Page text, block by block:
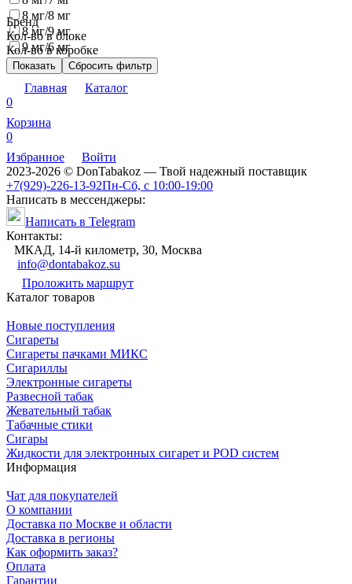
8 мг/8 мг
8 мг/9 мг
9 мг/6 мг
Бренд
Кол-во в блоке
Кол-во в коробке
Показать Сбросить фильтр
Главная
Каталог
0
Корзина
0
Избранное
Войти
2023-2026 © DonTabakoz — Твой надежный поставщик
+7(929)-226-13-92Пн-Сб, с 10:00-19:00
Написать в мессенджеры:
Написать в Telegram
Контакты:
МКАД, 14-й километр, 30, Москва
info@dontabakoz.su
Проложить маршрут
Каталог товаров
Новые поступления
Сигареты
Сигареты пачками МИКС
Сигариллы
Электронные сигареты
Развесной табак
Жевательный табак
Табачные стики
Сигары
Жидкости для электронных сигарет и POD систем
Информация
Чат для покупателей
О компании
Доставка по Москве и области
Доставка в регионы
Как оформить заказ?
Оплата
Гарантии